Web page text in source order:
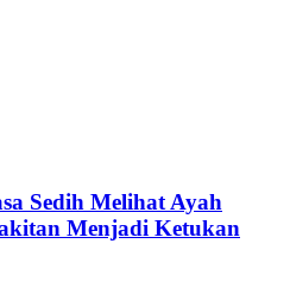
Sedih Melihat Ayah
Menjadi Ketukan